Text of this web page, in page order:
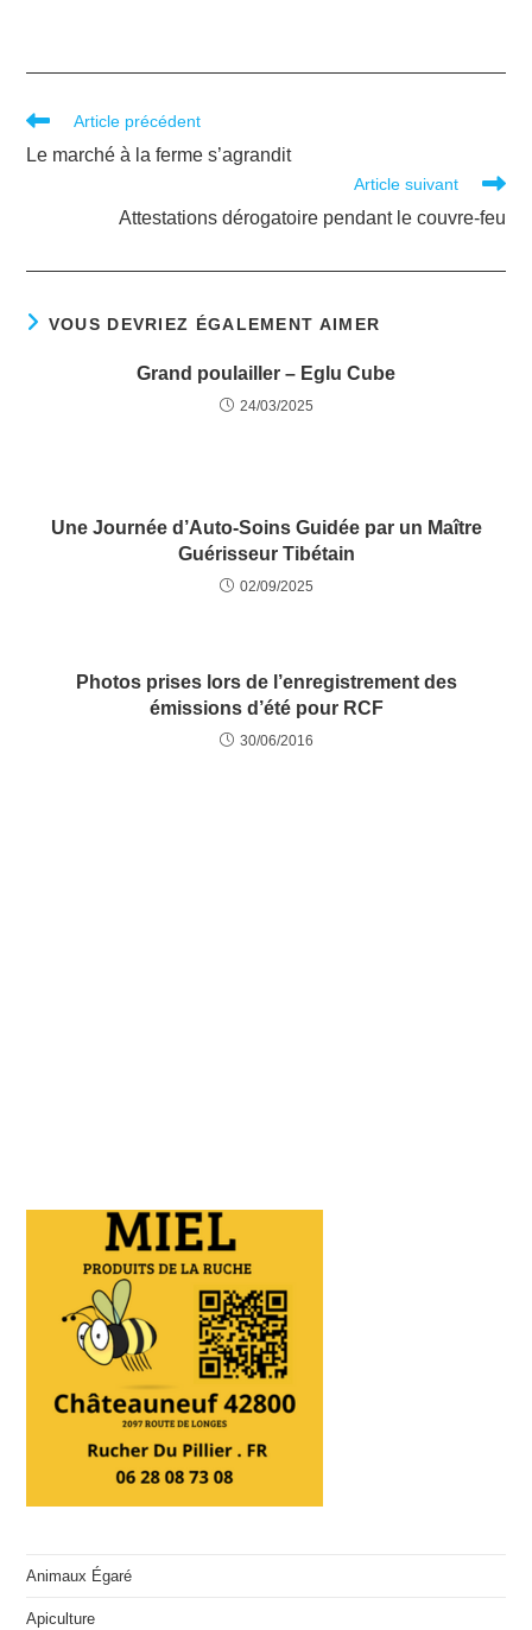
Article précédent
Le marché à la ferme s’agrandit
Article suivant
Attestations dérogatoire pendant le couvre-feu
VOUS DEVRIEZ ÉGALEMENT AIMER
Grand poulailler – Eglu Cube
24/03/2025
Une Journée d’Auto-Soins Guidée par un Maître
Guérisseur Tibétain
02/09/2025
Photos prises lors de l’enregistrement des
émissions d’été pour RCF
30/06/2016
Animaux Égaré
Apiculture